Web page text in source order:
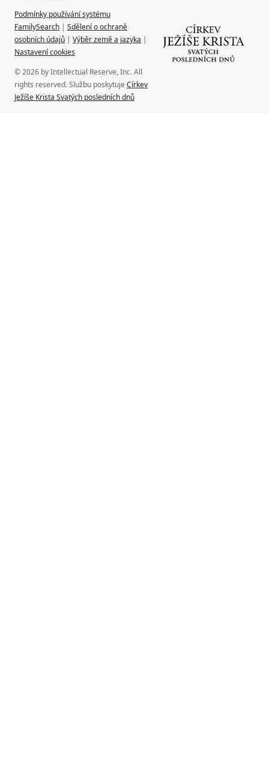
Podmínky používání systému
FamilySearch | Sdělení o ochraně
osobních údajů | Výběr země a jazyka |
Nastavení cookies
© 2026 by Intellectual Reserve, Inc. All
rights reserved. Službu poskytuje Církev
Ježíše Krista Svatých posledních dnů